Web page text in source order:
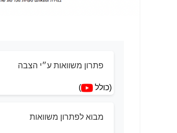
פתרון משוואות ע״י הצבה
(כולל )
מבוא לפתרון משוואות